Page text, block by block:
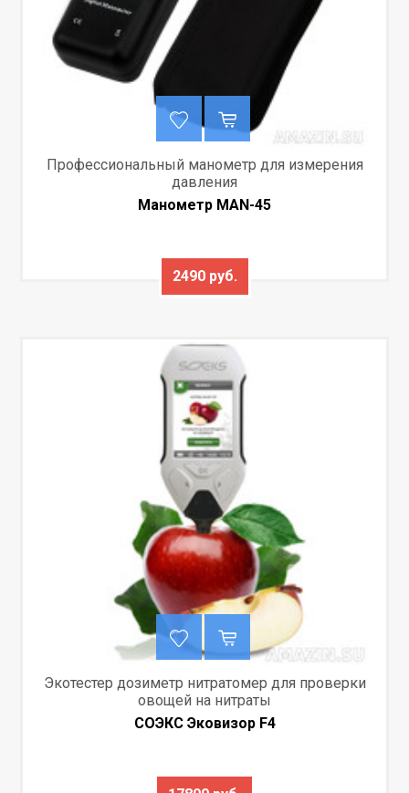
Профессиональный манометр для измерения
давления
Манометр MAN-45
2490 руб.
Экотестер дозиметр нитратомер для проверки
овощей на нитраты
СОЭКС Эковизор F4